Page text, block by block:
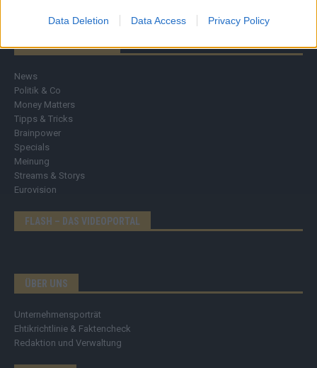
Data Deletion Data Access Privacy Policy
DIREKT ZUM THEMA
News
Politik & Co
Money Matters
Tipps & Tricks
Brainpower
Specials
Meinung
Streams & Storys
Eurovision
FLASH – DAS VIDEOPORTAL
ÜBER UNS
Unternehmensporträt
Ehtikrichtlinie & Faktencheck
Redaktion und Verwaltung